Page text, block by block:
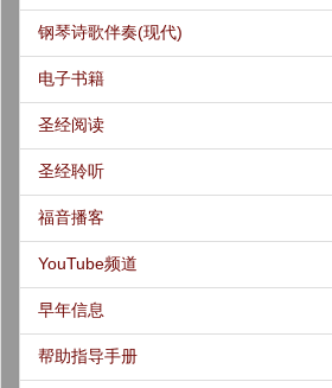
钢琴诗歌伴奏(现代)
电子书籍
圣经阅读
圣经聆听
福音播客
YouTube频道
早年信息
帮助指导手册